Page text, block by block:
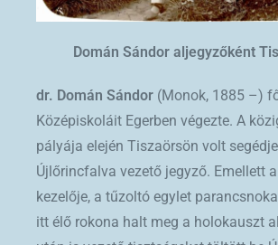
Domán Sándor aljegyzőként
dr. Domán Sándor (Monok, 1885 –)
Középiskoláit Egerben végezte. A
pályája elején Tiszaörsön volt
Újlőrincfalva vezető jegyző. Emellett
kezelője, a tűzoltó egylet
itt élő rokona halt meg a holokauszt